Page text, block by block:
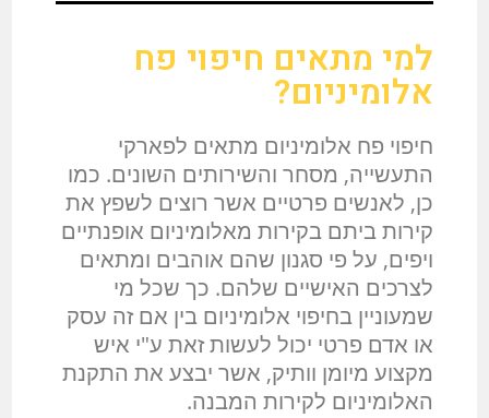
למי מתאים חיפוי פח
אלומיניום?
חיפוי פח אלומיניום מתאים לפארקי
התעשייה, מסחר והשירותים השונים. כמו
כן, לאנשים פרטיים אשר רוצים לשפץ את
קירות ביתם בקירות מאלומיניום אופנתיים
ויפים, על פי סגנון שהם אוהבים ומתאים
לצרכים האישיים שלהם. כך שכל מי
שמעוניין בחיפוי אלומיניום בין אם זה עסק
או אדם פרטי יכול לעשות זאת ע"י איש
מקצוע מיומן וותיק, אשר יבצע את התקנת
האלומיניום לקירות המבנה.